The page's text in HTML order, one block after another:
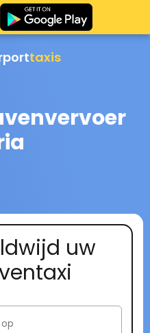
taxis
uw